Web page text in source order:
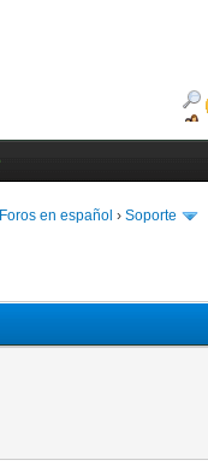
Foros en español › Soporte